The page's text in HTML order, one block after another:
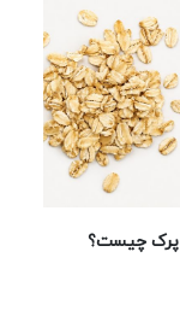
چیست؟